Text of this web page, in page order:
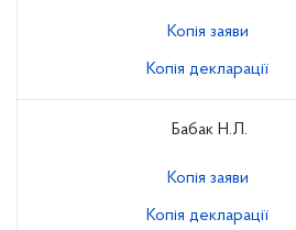
Копія заяви
Копія декларації
Бабак Н.Л.
Копія заяви
Копія декларації